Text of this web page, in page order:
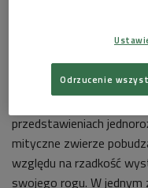
Młoda kobieta z jednorożcem
prawdopodobnie autorstwa
przedstawieniach
mityczne zwierze
względu na rzadkość
swojego rogu. W
Odrzucenie